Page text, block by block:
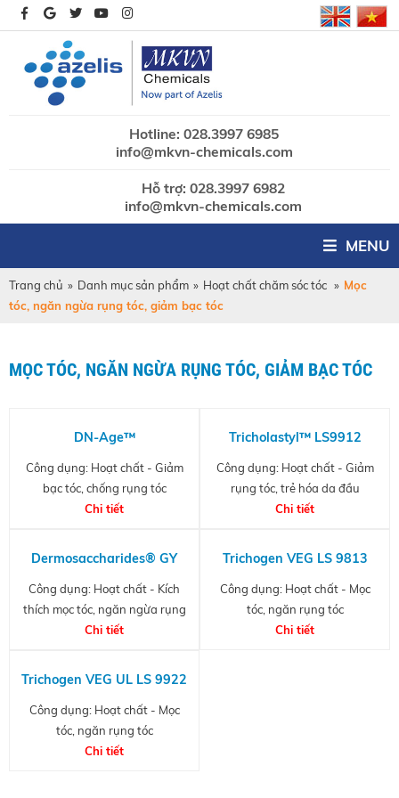
Hotline: 028.3997 6985
info@mkvn-chemicals.com
Hỗ trợ: 028.3997 6982
info@mkvn-chemicals.com
MENU
Trang chủ » Danh mục sản phẩm » Hoạt chất chăm sóc tóc » Mọc
tóc, ngăn ngừa rụng tóc, giảm bạc tóc
MỌC TÓC, NGĂN NGỪA RỤNG TÓC, GIẢM BẠC TÓC
DN-Age™
Công dụng: Hoạt chất - Giảm
bạc tóc, chống rụng tóc
Chi tiết
Tricholastyl™ LS9912
Công dụng: Hoạt chất - Giảm
rụng tóc, trẻ hóa da đầu
Chi tiết
Dermosaccharides® GY
Công dụng: Hoạt chất - Kích
thích mọc tóc, ngăn ngừa rụng
tóc
Chi tiết
Trichogen VEG LS 9813
Công dụng: Hoạt chất - Mọc
tóc, ngăn rụng tóc
Chi tiết
Trichogen VEG UL LS 9922
Công dụng: Hoạt chất - Mọc
tóc, ngăn rụng tóc
Chi tiết